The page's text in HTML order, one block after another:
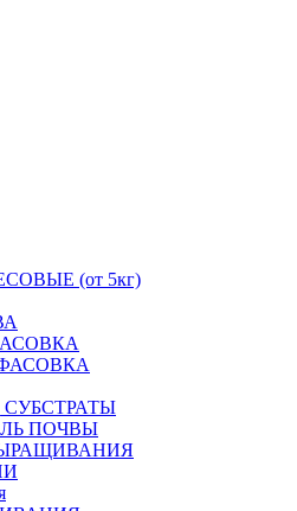
(от 5кг)
ПОЧВЫ